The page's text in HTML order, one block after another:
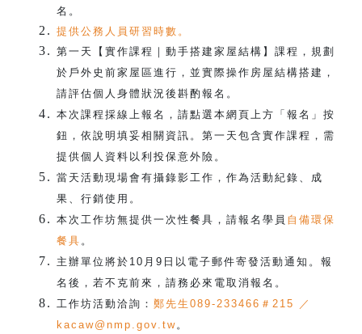
名。
提供公務人員研習時數。
第一天【實作課程｜動手搭建家屋結構】課程，規劃
於戶外史前家屋區進行，並實際操作房屋結構搭建，
請評估個人身體狀況後斟酌報名。
本次課程採線上報名，請點選本網頁上方「報名」按
鈕，依說明填妥相關資訊。第一天包含實作課程，需
提供個人資料以利投保意外險。
當天活動現場會有攝錄影工作，作為活動紀錄、成
果、行銷使用。
本次工作坊無提供一次性餐具，請報名學員 自備環保
餐具 。
主辦單位將於10月9日以電子郵件寄發活動通知。報
名後，若不克前來，請務必來電取消報名。
工作坊活動洽詢： 鄭先生089-233466＃215 ／
kacaw@nmp.gov.tw。